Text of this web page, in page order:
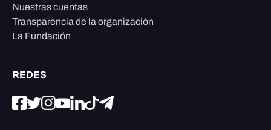
Nuestras cuentas
Transparencia de la organización
La Fundación
REDES